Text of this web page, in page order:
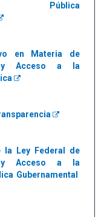
Pública
en Materia de
y Acceso a la
la Ley Federal de
y Acceso a la
Gubernamental